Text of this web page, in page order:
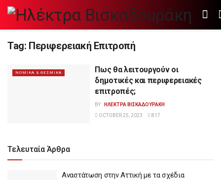
Tag: Περιφερειακή Επιτροπή
ΝΟΜΙΚΑ & ΘΕΣΜΙΚΑ
Πως θα λειτουργούν οι
δημοτικές και περιφερειακές
επιτροπές;
BY
ΗΛΕΚΤΡΑ ΒΙΣΚΑΔΟΥΡΑΚΗ
OCTOBER 25, 2023
817
Τελευταία Άρθρα
Αναστάτωση στην Αττική με τα σχέδια